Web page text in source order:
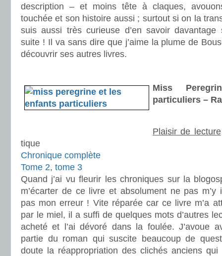
description – et moins tête à claques,
touchée et son histoire aussi ; surtout si on la
suis aussi très curieuse d’en savoir
suite ! Il va sans dire que j’aime la plume de
découvrir ses autres livres.
Miss
particuliers –
Plaisir de lecture
tique
Chronique complète
Tome 2, tome 3
Quand j’ai vu fleurir les chroniques sur la
m’écarter de ce livre et absolument ne pas m’y
pas mon erreur ! Vite réparée car ce livre m’a
par le miel, il a suffi de quelques mots d’autres
acheté et l’ai dévoré dans la foulée. J’avoue
partie du roman qui suscite beaucoup de
doute la réappropriation des clichés anciens